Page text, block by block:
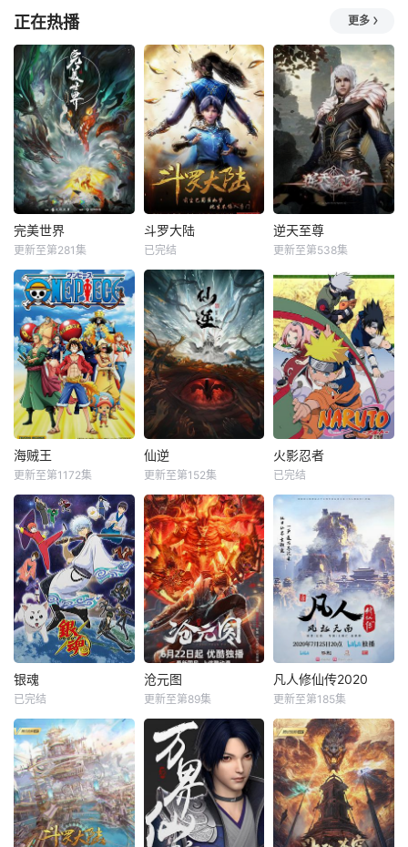
正在热播 更多
完美世界
更新至第281集
斗罗大陆
已完结
逆天至尊
更新至第538集
海贼王
更新至第1172集
仙逆
更新至第152集
火影忍者
已完结
银魂
已完结
沧元图
更新至第89集
凡人修仙传2020
更新至第185集